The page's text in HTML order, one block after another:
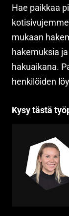
Hae paikkaa
mukaan
hakemuksia
hakuaikana.
henkilöiden
Kysy tästä